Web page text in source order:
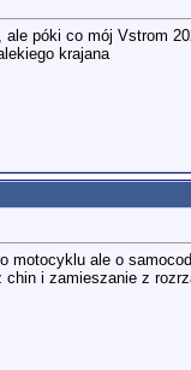
póki co mój Vstrom
krajana
motocyklu ale o
i zamieszanie z